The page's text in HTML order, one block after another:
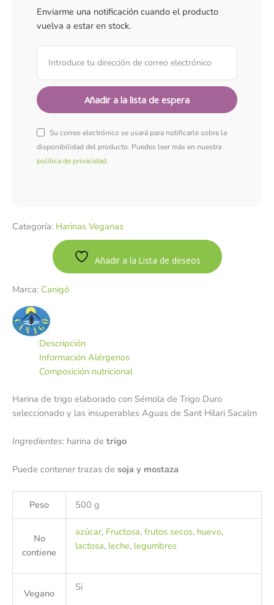
Enviarme una notificación cuando el producto
vuelva a estar en stock.
Su correo electrónico se usará para notificarle sobre la
disponibilidad del producto. Puedes leer más en nuestra
política de privacidad.
Categoría: Harinas Veganas
Añadir a la Lista de deseos
Marca: Canigó
Descripción
Información Alérgenos
Composición nutricional
Harina de trigo elaborado con Sémola de Trigo Duro
seleccionado y las insuperables Aguas de Sant Hilari Sacalm
Ingredientes: harina de trigo
Puede contener trazas de soja y mostaza
Peso 500 g
No
contiene
azúcar, Fructosa, frutos secos, huevo,
lactosa, leche, legumbres
Vegano
Si